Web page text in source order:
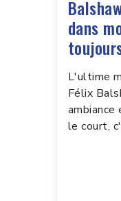
dans
L'ultime
Félix
le court,